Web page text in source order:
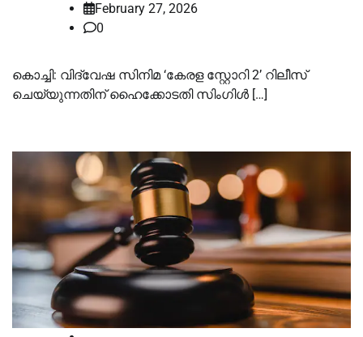
February 27, 2026
0
കൊച്ചി: വിദ്വേഷ സിനിമ ‘കേരള സ്റ്റോറി 2’ റിലീസ്
ചെയ്യുന്നതിന് ഹൈക്കോടതി സിംഗിള്‍ […]